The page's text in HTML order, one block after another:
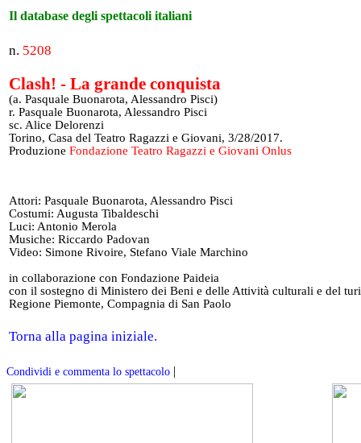
Il database degli spettacoli italiani
n. 5208
Clash! - La grande conquista
(a. Pasquale Buonarota, Alessandro Pisci)
r. Pasquale Buonarota, Alessandro Pisci
sc. Alice Delorenzi
Torino, Casa del Teatro Ragazzi e Giovani, 3/28/2017.
Produzione Fondazione Teatro Ragazzi e Giovani Onlus
Attori: Pasquale Buonarota, Alessandro Pisci
Costumi: Augusta Tibaldeschi
Luci: Antonio Merola
Musiche: Riccardo Padovan
Video: Simone Rivoire, Stefano Viale Marchino
in collaborazione con Fondazione Paideia
con il sostegno di Ministero dei Beni e delle Attività culturali e del
Regione Piemonte, Compagnia di San Paolo
Torna alla pagina iniziale.
Condividi e commenta lo spettacolo |